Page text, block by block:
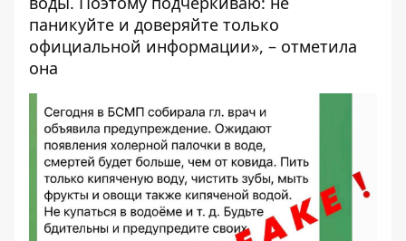
паникуйте и доверяйте только
официальной информации», – отметила
она